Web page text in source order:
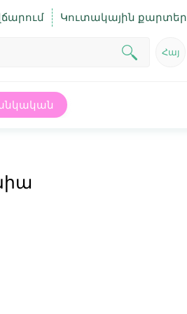
Կուտակային քարտեր
Հայ